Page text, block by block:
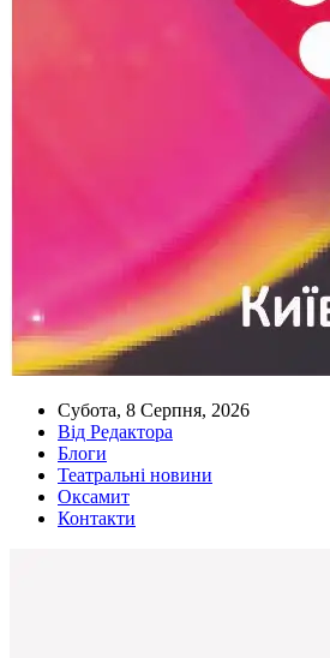
Субота, 8 Серпня, 2026
Від Редактора
Блоги
Театральні новини
Оксамит
Контакти